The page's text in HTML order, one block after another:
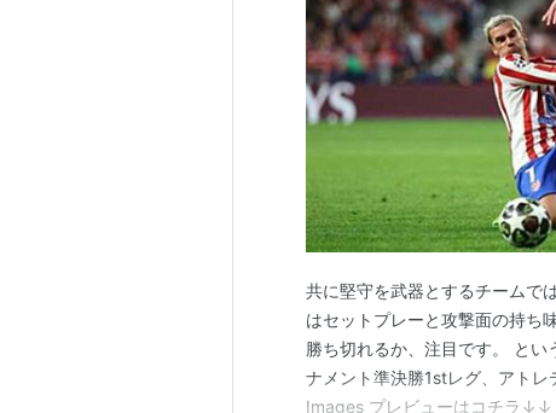
共に堅守を武器とするチームで
はセットプレーと攻撃面の持ち
勝ち切れるか、注目です。 と
ナメント準決勝1stレグ、アト
Images プレビューはコチラ